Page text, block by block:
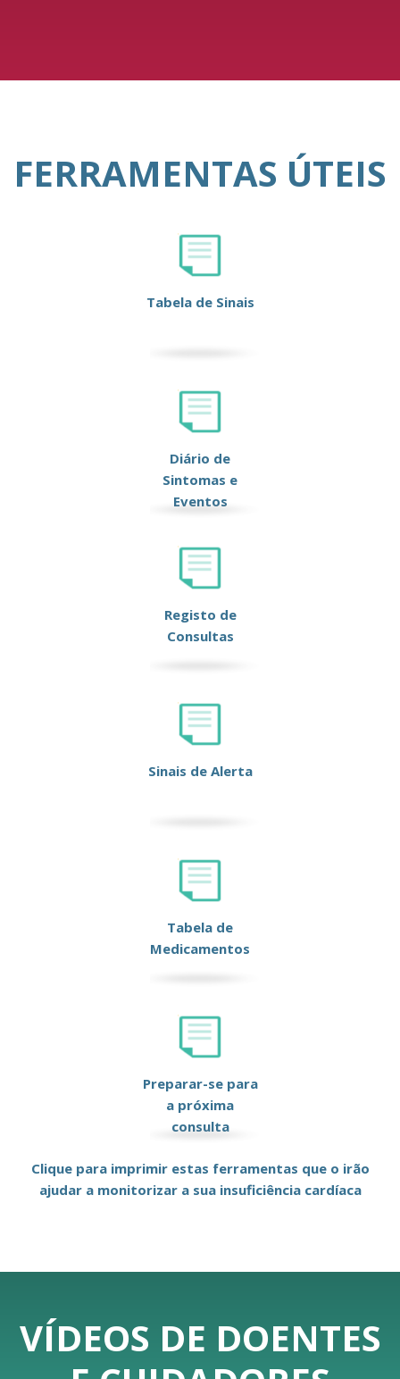
FERRAMENTAS ÚTEIS
Tabela de Sinais
Diário de
Sintomas e
Eventos
Registo de
Consultas
Sinais de Alerta
Tabela de
Medicamentos
Preparar-se para
a próxima
consulta
Clique para imprimir estas ferramentas que o irão
ajudar a monitorizar a sua insuficiência cardíaca
VÍDEOS DE DOENTES